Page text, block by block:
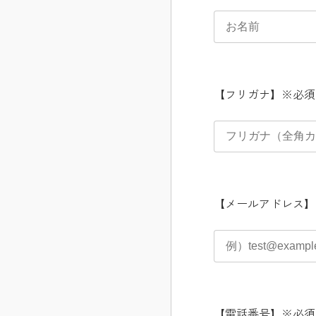
【フリガナ】 ※必須
【メールアドレス】